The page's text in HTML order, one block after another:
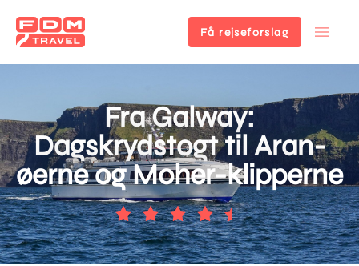
Få rejseforslag
Fra Galway:
Dagskrydstogt til Aran-
øerne og Moher-klipperne